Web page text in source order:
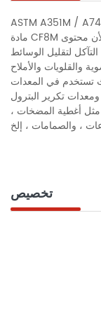
ASTM A351M /
مادة CF8M عبارة عن فولاذ أوستنيتي غير قابل للصدأ ، نظرًا لأن محتوى
لتقليل الوسائط
تستخدم في المعدات
تكرير البترول
أغطية المضخات ،
تخصيص